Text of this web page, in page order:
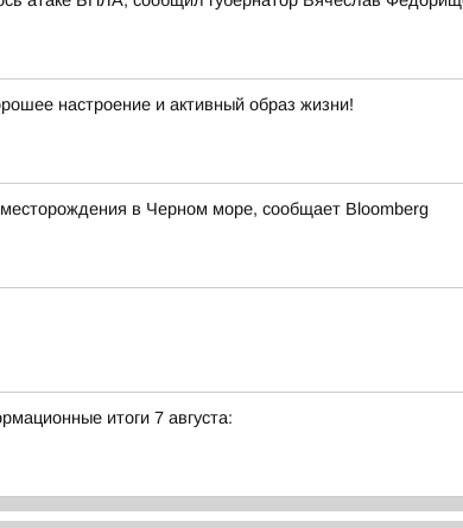
настроение и активный образ жизни!
в Черном море, сообщает Bloomberg
итоги 7 августа: